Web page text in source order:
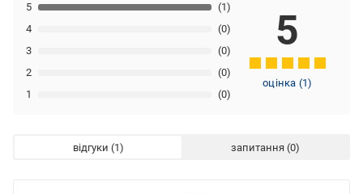
1 (0)
2 (0)
3 (0)
4 (0)
5 (1)
5
оцінка (1)
відгуки запитання